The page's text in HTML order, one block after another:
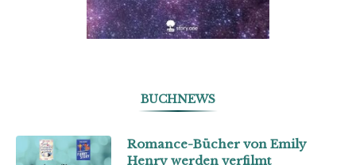
BUCHNEWS
Romance-Bücher von Emily
Henry werden verfilmt